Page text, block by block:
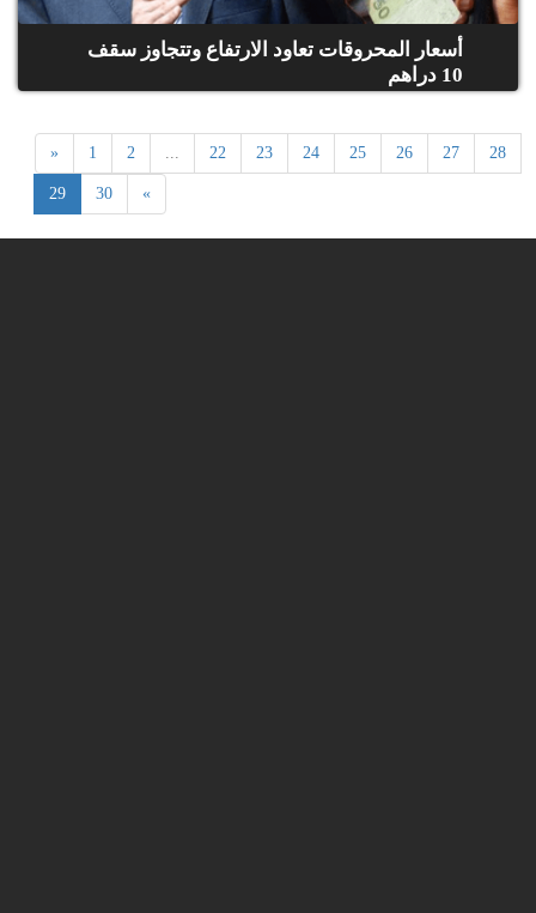
أسعار المحروقات تعاود الارتفاع وتتجاوز سقف
10 دراهم
« 1 2 ... 22 23 24 25 26 27 28
29 30 »